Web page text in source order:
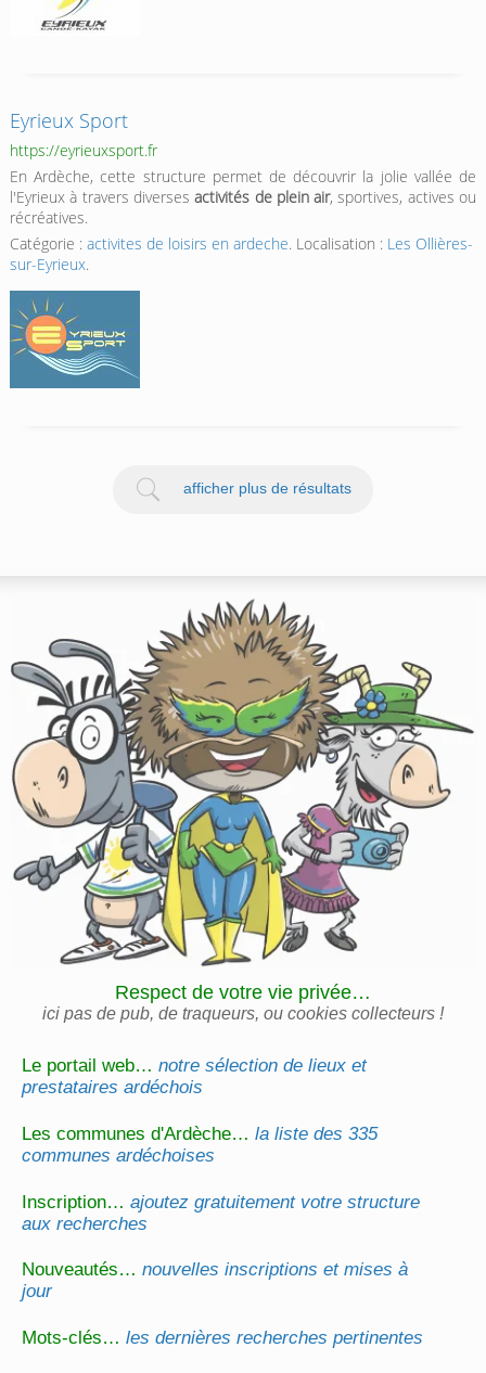
Eyrieux Sport
https://eyrieuxsport.fr
En Ardèche, cette structure permet de découvrir la jolie vallée de
l'Eyrieux à travers diversesactivités de plein air, sportives, actives ou
récréatives.
Catégorie : activites de loisirs en ardeche. Localisation : Les Ollières-
sur-Eyrieux.
afficher plus de résultats
Le portail web…notre sélection de lieux et
prestataires ardéchois
Les communes d'Ardèche…la liste des 335
communes ardéchoises
Inscription…ajoutez gratuitement votre structure
aux recherches
Nouveautés…nouvelles inscriptions et mises à
jour
Mots-clés…les dernières recherches pertinentes
Respect de votre vie privée…
ici pas de pub, de traqueurs, ou cookies collecteurs !